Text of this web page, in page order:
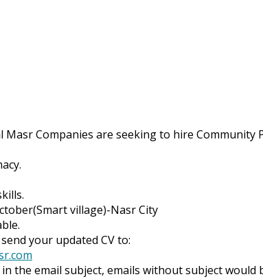
Masr Companies are seeking to hire Community
village)-Nasr City
your updated CV to:
the email subject, emails without subject would